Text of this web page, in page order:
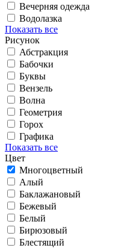
Вечерняя одежда
Водолазка
Показать все
Рисунок
Абстракция
Бабочки
Буквы
Вензель
Волна
Геометрия
Горох
Графика
Показать все
Цвет
Многоцветный
Алый
Баклажановый
Бежевый
Белый
Бирюзовый
Блестящий